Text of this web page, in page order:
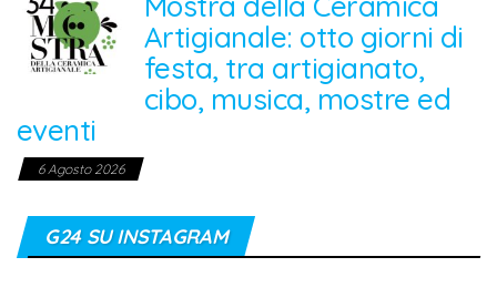
Artigianale: otto giorni di
festa, tra artigianato,
cibo, musica, mostre ed
eventi
6 Agosto 2026
G24 SU INSTAGRAM